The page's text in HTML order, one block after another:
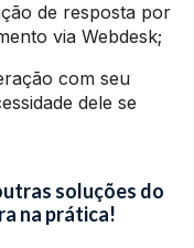
de resposta por
via Webdesk;
com seu
dele se
soluções do
na prática!